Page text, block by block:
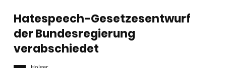
Hatespeech-Gesetzesentwurf
der Bundesregierung
verabschiedet